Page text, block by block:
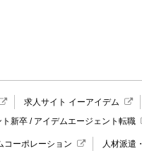
求人サイト イーアイデム
ト新卒 / アイデムエージェント転職
コーポレーション 人材派遣